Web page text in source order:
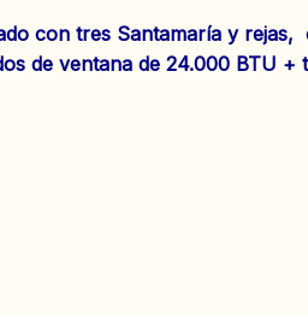
con tres Santamaría y
de ventana de 24.000 BTU